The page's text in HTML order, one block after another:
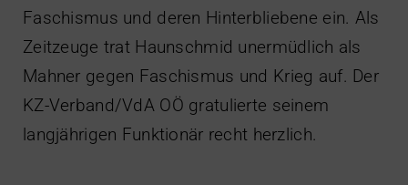
Faschismus und deren Hinterbliebene ein. Als
Zeitzeuge trat Haunschmid unermüdlich als
Mahner gegen Faschismus und Krieg auf. Der
KZ-Verband/VdA OÖ gratulierte seinem
langjährigen Funktionär recht herzlich.